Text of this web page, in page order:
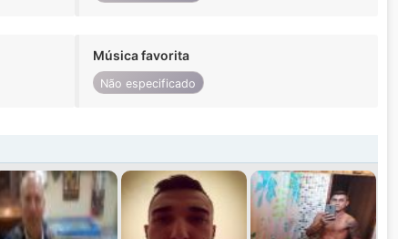
Música favorita
Não especificado